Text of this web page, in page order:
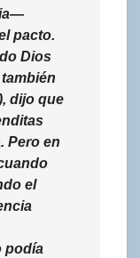
pacto.
Dios
dijo que
Pero en
el
podía